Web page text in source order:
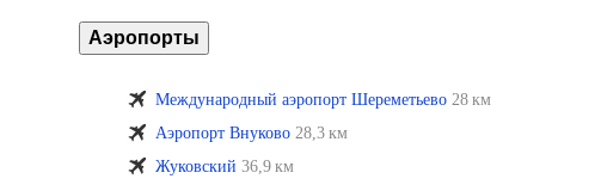
Аэропорты
Международный аэропорт Шереметьево 28 км
Аэропорт Внуково 28,3 км
Жуковский 36,9 км